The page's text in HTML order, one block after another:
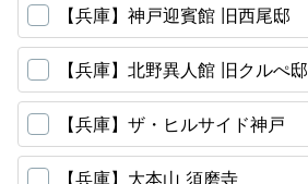
【兵庫】神戸迎賓館 旧西尾邸
【兵庫】北野異人館 旧クルぺ邸
【兵庫】ザ・ヒルサイド神戸
【兵庫】大本山 須磨寺